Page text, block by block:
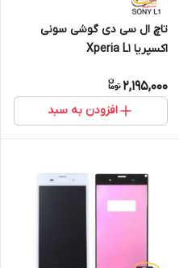
تاچ ال سی دی گوشی سونی
اکسپریا Xperia L1
2,195,000
افزودن به سبد